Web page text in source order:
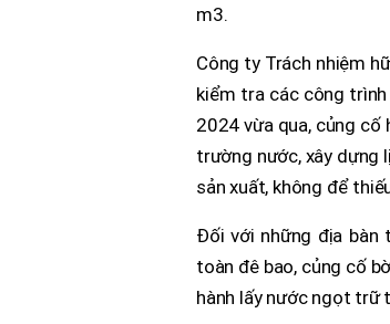
m3.
Công ty Trách nhiệm
kiểm tra các công
2024 vừa qua, củng cố
trường nước, xây dựng
sản xuất, không để
Đối với những địa bàn
toàn đê bao, củng cố
hành lấy nước ngọt trữ